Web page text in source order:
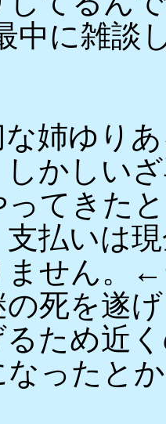
中に雑談
姉ゆり
かしい
てきた
払いは
ません。
死を遂
ため近
ったと